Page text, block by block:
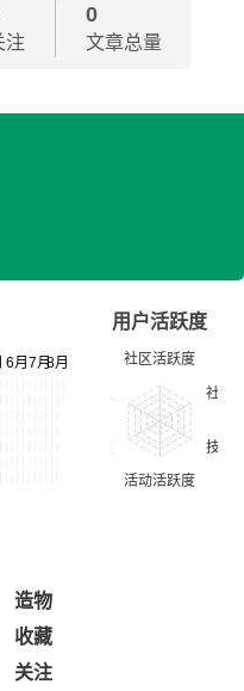
注
0
文章总量
用户活跃度
造物
收藏
关注